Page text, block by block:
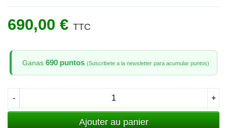
690,00 € TTC
Ganas 690 puntos (Suscribete a la newsletter para acumular puntos)
- +
Ajouter au panier